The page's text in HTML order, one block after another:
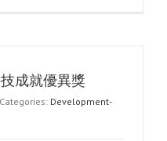
成就優異獎
Categories: Development-